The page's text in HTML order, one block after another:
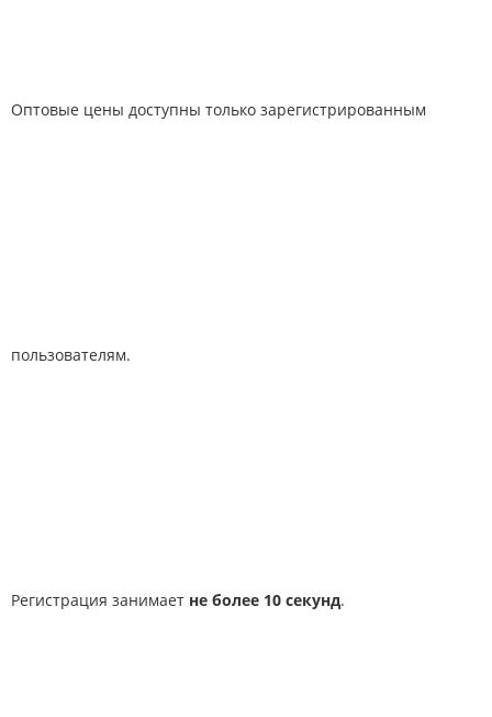
Оптовые цены доступны только зарегистрированным
пользователям.
Регистрация занимает не более 10 секунд.